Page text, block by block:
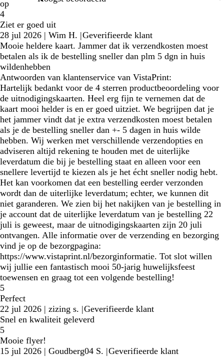
op
4
Ziet er goed uit
28 jul 2026 | Wim H. |Geverifieerde klant
Mooie heldere kaart. Jammer dat ik verzendkosten moest
betalen als ik de bestelling sneller dan plm 5 dgn in huis
wildenhebben
Antwoorden van klantenservice van VistaPrint:
Hartelijk bedankt voor de 4 sterren productbeoordeling voor
de uitnodigingskaarten. Heel erg fijn te vernemen dat de
kaart mooi helder is en er goed uitziet. We begrijpen dat je
het jammer vindt dat je extra verzendkosten moest betalen
als je de bestelling sneller dan +- 5 dagen in huis wilde
hebben. Wij werken met verschillende verzendopties en
adviseren altijd rekening te houden met de uiterlijke
leverdatum die bij je bestelling staat en alleen voor een
snellere levertijd te kiezen als je het écht sneller nodig hebt.
Het kan voorkomen dat een bestelling eerder verzonden
wordt dan de uiterlijke leverdatum; echter, we kunnen dit
niet garanderen. We zien bij het nakijken van je bestelling in
je account dat de uiterlijke leverdatum van je bestelling 22
juli is geweest, maar de uitnodigingskaarten zijn 20 juli
ontvangen. Alle informatie over de verzending en bezorging
vind je op de bezorgpagina:
https://www.vistaprint.nl/bezorginformatie. Tot slot willen
wij jullie een fantastisch mooi 50-jarig huwelijksfeest
toewensen en graag tot een volgende bestelling!
5
Perfect
22 jul 2026 | zizing s. |Geverifieerde klant
Snel en kwaliteit geleverd
5
Mooie flyer!
15 jul 2026 | Goudberg04 S. |Geverifieerde klant